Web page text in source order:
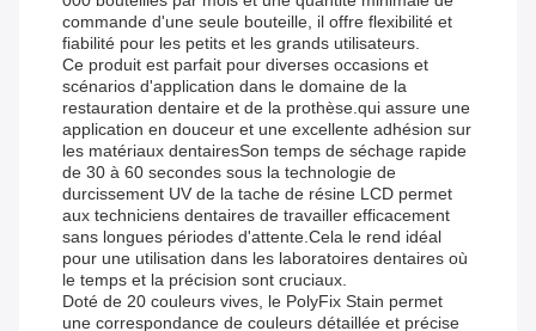
commande d'une seule bouteille, il offre flexibilité et
fiabilité pour les petits et les grands utilisateurs.
Ce produit est parfait pour diverses occasions et
scénarios d'application dans le domaine de la
restauration dentaire et de la prothèse.qui assure une
application en douceur et une excellente adhésion sur
les matériaux dentairesSon temps de séchage rapide
de 30 à 60 secondes sous la technologie de
durcissement UV de la tache de résine LCD permet
aux techniciens dentaires de travailler efficacement
sans longues périodes d'attente.Cela le rend idéal
pour une utilisation dans les laboratoires dentaires où
le temps et la précision sont cruciaux.
Doté de 20 couleurs vives, le PolyFix Stain permet
une correspondance de couleurs détaillée et précise